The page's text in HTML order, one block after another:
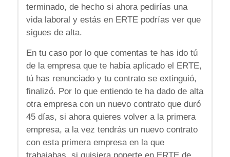
terminado, de hecho si ahora pedirías una
vida laboral y estás en ERTE podrías ver que
sigues de alta.
En tu caso por lo que comentas te has ido tú
de la empresa que te había aplicado el ERTE,
tú has renunciado y tu contrato se extinguió,
finalizó. Por lo que entiendo te ha dado de alta
otra empresa con un nuevo contrato que duró
45 días, si ahora quieres volver a la primera
empresa, a la vez tendrás un nuevo contrato
con esta primera empresa en la que
trabajabas, si quisiera ponerte en ERTE de